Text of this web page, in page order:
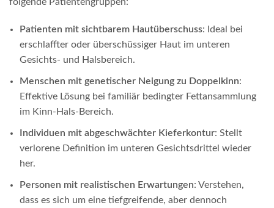
Patienten mit sichtbarem Hautüberschuss: Ideal bei
erschlaffter oder überschüssiger Haut im unteren
Gesichts- und Halsbereich.
Menschen mit genetischer Neigung zu Doppelkinn:
Effektive Lösung bei familiär bedingter Fettansammlung
im Kinn-Hals-Bereich.
Individuen mit abgeschwächter Kieferkontur: Stellt
verlorene Definition im unteren Gesichtsdrittel wieder
her.
Personen mit realistischen Erwartungen: Verstehen,
dass es sich um eine tiefgreifende, aber dennoch